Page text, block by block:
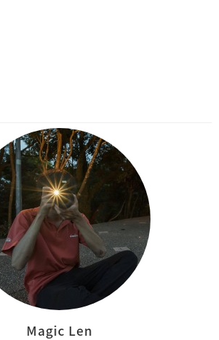
Magic Len